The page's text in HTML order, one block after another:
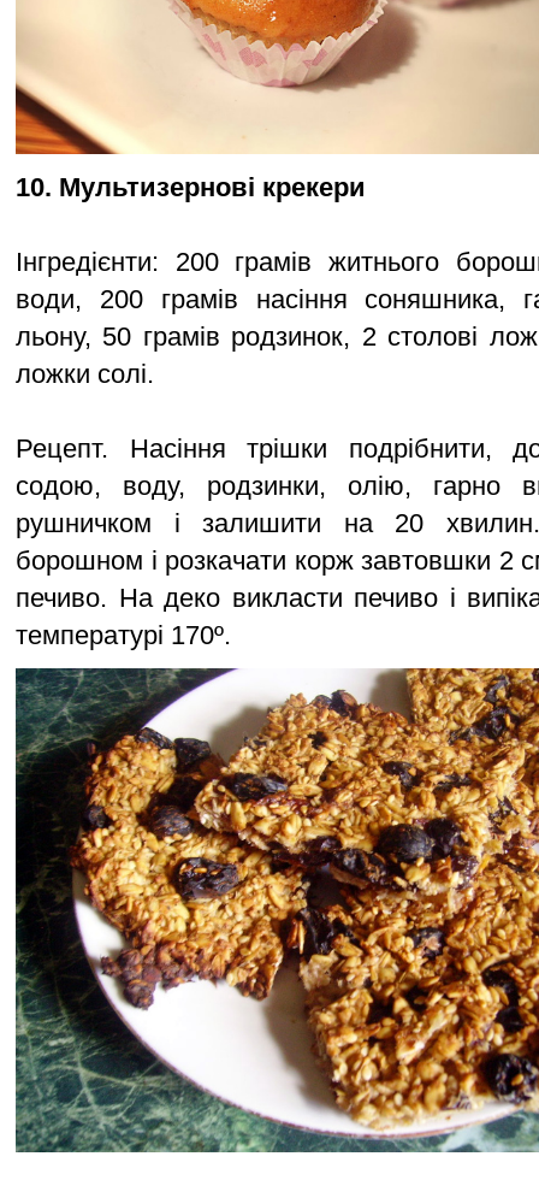
10. Мультизернові крекери
Інгредієнти: 200 грамів житнього
води, 200 грамів насіння соняшника,
льону, 50 грамів родзинок, 2 столові
ложки солі.
Рецепт. Насіння трішки подрібнити,
содою, воду, родзинки, олію, гарно
рушничком і залишити на 20
борошном і розкачати корж завтовшки 2
печиво. На деко викласти печиво і
температурі 170º.